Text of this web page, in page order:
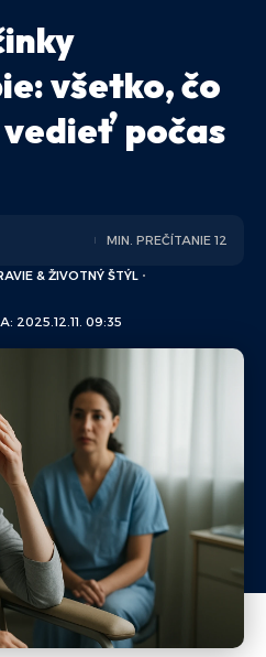
všetko, čo
počas
2025.12.11. 09:35
& ŽIVOTNÝ ŠTÝL
MIN. PREČÍTANIE 12